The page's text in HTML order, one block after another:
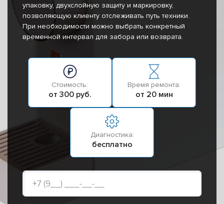
упаковку, двухслойную защиту и маркировку,
позволяющую клиенту отслеживать путь техники.
При необходимости можно выбрать конкретный
временной интервал для забора или возврата.
Стоимость:
от 300 руб.
Время ремонта:
от 20 мин
Диагностика:
бесплатно